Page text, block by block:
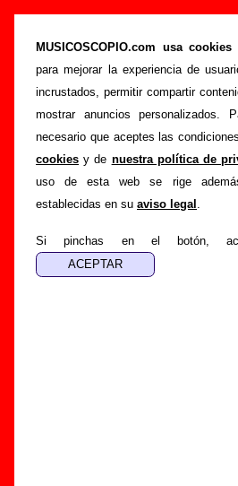
MUSICOSCOPIO.com usa
para mejorar la experiencia de
incrustados, permitir compartir
mostrar anuncios personalizados.
necesario que aceptes las
cookies y de nuestra política de
uso de esta web se rige
establecidas en su aviso legal .
Si pinchas en el botón,
“Los años luz” (CD, 2016)
Portada >Chucho >Discografía >
Esta página pretende recopilar
sobre eldisco “Los años luz” ,
Además del listado de
también se mostrarán en esta
información a medida que
relacionados con su publicación,
responsables de la
masterización), información sobre